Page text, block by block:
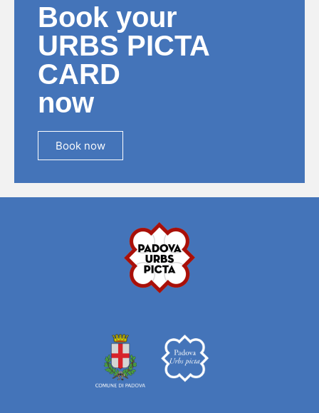
Book your
URBS PICTA
CARD
now
Book now